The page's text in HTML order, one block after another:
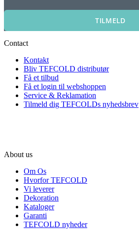
TILMELD
Contact
Kontakt
Bliv TEFCOLD distributør
Få et tilbud
Få et login til webshoppen
Service & Reklamation
Tilmeld dig TEFCOLDs nyhedsbrev
About us
Om Os
Hvorfor TEFCOLD
Vi leverer
Dekoration
Kataloger
Garanti
TEFCOLD nyheder